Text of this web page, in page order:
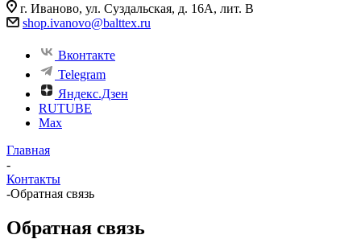
г. Иваново, ул. Суздальская, д. 16А, лит. В
shop.ivanovo@balttex.ru
Вконтакте
Telegram
Яндекс.Дзен
RUTUBE
Max
Главная
-
Контакты
-Обратная связь
Обратная связь